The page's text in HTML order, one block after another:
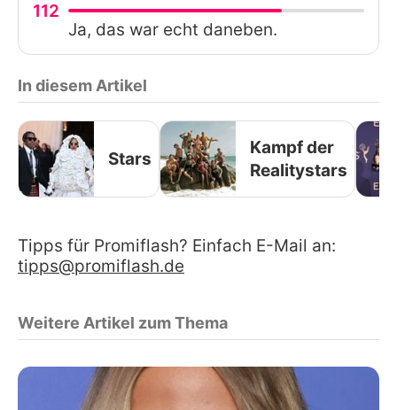
112
Ja, das war echt daneben.
In diesem Artikel
Stars
Kampf der
Realitystars
Tipps für Promiflash? Einfach E-Mail an:
tipps@promiflash.de
Weitere Artikel zum Thema